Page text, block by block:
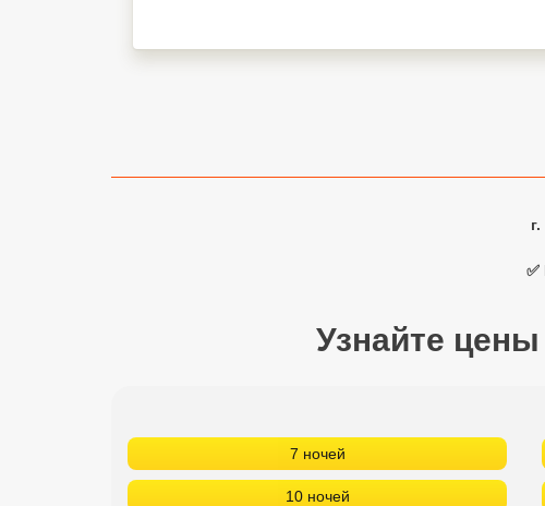
Узнайте
7 ночей
10 ночей
Сетевые отели Вьетнама